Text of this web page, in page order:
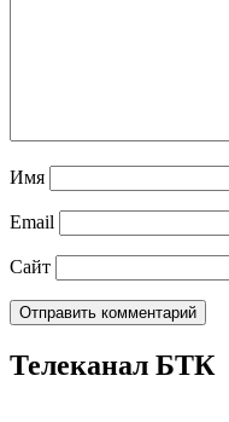
Имя
Email
Сайт
Телеканал БТК